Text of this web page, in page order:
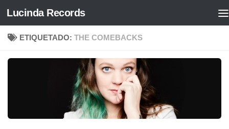
Saltar al contenido
Lucinda Records
ETIQUETADO: THE COMEBACKS